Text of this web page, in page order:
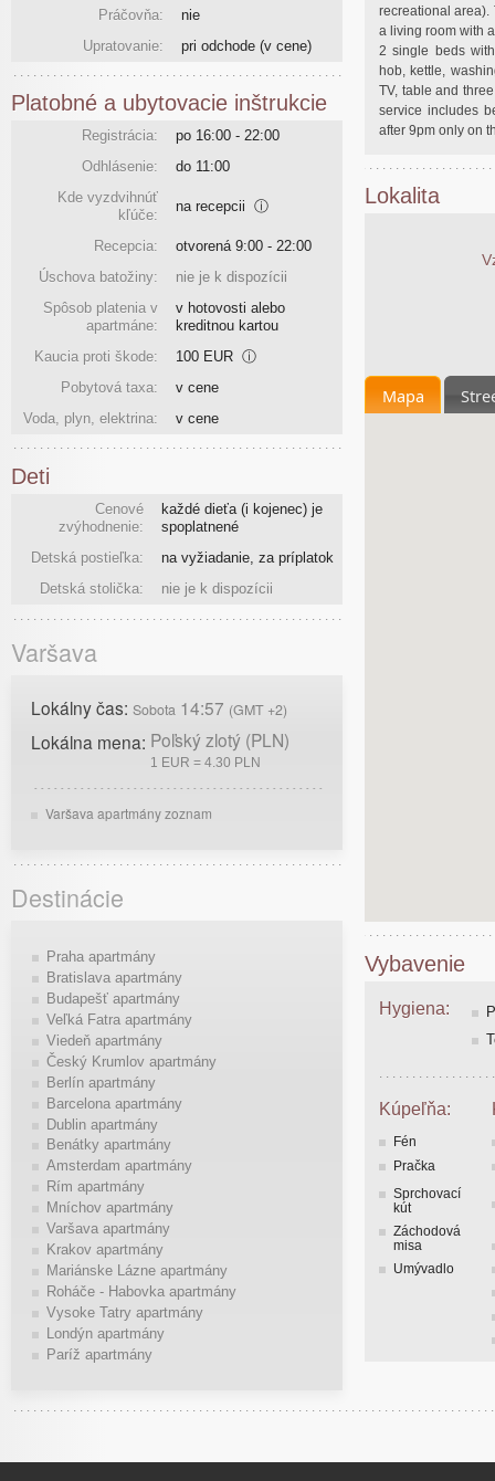
recreational area).
a living room with
2 single beds
hob, kettle,
TV, table and
service includes
after 9pm only on
Lokalita
Mapa
Vybavenie
Hygiena:
Kúpeľňa:
Fén
Pračka
Sprchovací
kút
Záchodová
misa
Umývadlo
Práčovňa:
nie
Upratovanie:
pri odchode (v cene)
Platobné a ubytovacie inštrukcie
Registrácia:
po 16:00 - 22:00
Odhlásenie:
do 11:00
Kde vyzdvihnúť
kľúče:
na recepcii ⓘ
Recepcia:
otvorená 9:00 - 22:00
Úschova batožiny:
nie je k dispozícii
Spôsob platenia v
apartmáne:
v hotovosti alebo
kreditnou kartou
Kaucia proti škode:
100 EUR ⓘ
Pobytová taxa:
v cene
Voda, plyn, elektrina:
v cene
Deti
Cenové
zvýhodnenie:
každé dieťa (i kojenec) je
spoplatnené
Detská postieľka:
na vyžiadanie, za príplatok
Detská stolička:
nie je k dispozícii
Varšava
Lokálny čas: Sobota 14:57 (GMT +2)
Lokálna mena: Poľský zlotý (PLN)
1 EUR = 4.30 PLN
Varšava apartmány zoznam
Destinácie
Praha apartmány
Bratislava apartmány
Budapešť apartmány
Veľká Fatra apartmány
Viedeň apartmány
Český Krumlov apartmány
Berlín apartmány
Barcelona apartmány
Dublin apartmány
Benátky apartmány
Amsterdam apartmány
Rím apartmány
Mníchov apartmány
Varšava apartmány
Krakov apartmány
Mariánske Lázne apartmány
Roháče - Habovka apartmány
Vysoke Tatry apartmány
Londýn apartmány
Paríž apartmány